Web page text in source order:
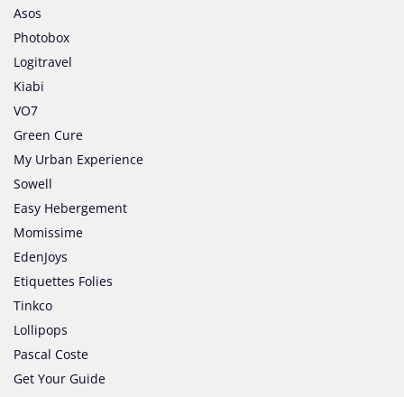
Asos
Photobox
Logitravel
Kiabi
VO7
Green Cure
My Urban Experience
Sowell
Easy Hebergement
Momissime
EdenJoys
Etiquettes Folies
Tinkco
Lollipops
Pascal Coste
Get Your Guide